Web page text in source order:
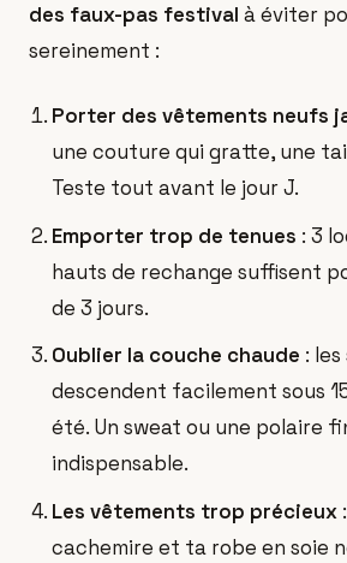
des faux-pas festival à éviter
sereinement :
Porter des vêtements neufs
une couture qui gratte, une
Teste tout avant le jour J.
Emporter trop de tenues : 3
hauts de rechange suffisent
de 3 jours.
Oublier la couche chaude :
descendent facilement sous
été. Un sweat ou une polaire
indispensable.
Les vêtements trop précieux
cachemire et ta robe en soie